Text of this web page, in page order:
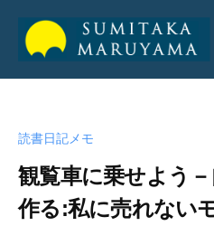
丸
孝
丸
純
孝
公
読書日記メモ
観覧車に乗せよう
作る:私に売れない
山
公
サ
イ
ト